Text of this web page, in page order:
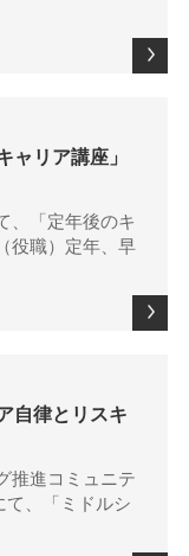
ャリア講座」
、「定年後のキ
役職）定年、早
自律とリスキ
推進コミュニテ
て、「ミドルシ